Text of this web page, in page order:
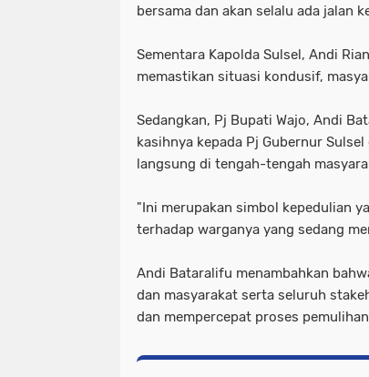
bersama dan akan selalu ada jalan
Sementara Kapolda Sulsel, Andi
memastikan situasi kondusif,
Sedangkan, Pj Bupati Wajo, Andi
kasihnya kepada Pj Gubernur
langsung di tengah-tengah
"Ini merupakan simbol kepedulian
terhadap warganya yang sedang
Andi Bataralifu menambahkan
dan masyarakat serta seluruh
dan mempercepat proses